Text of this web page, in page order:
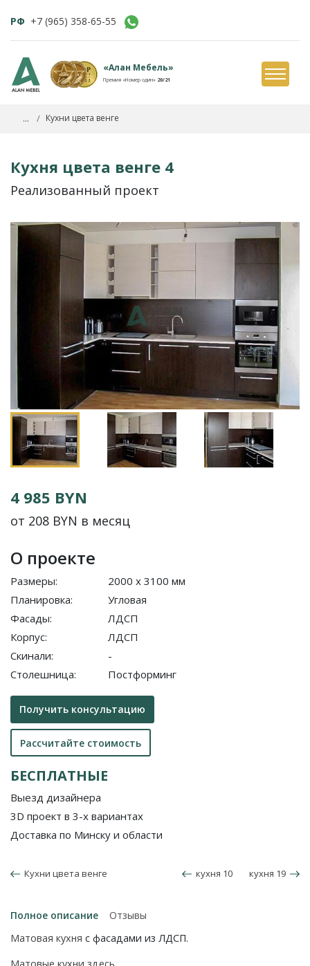
РФ +7 (965) 358-65-55
«Алан Мебель»
Премия «Номер один» 20/21
... Кухни цвета венге
Кухня цвета венге 4
Реализованный проект
4 985 BYN
от 208 BYN в месяц
О проекте
Размеры:
Планировка:
Фасады:
Корпус:
Скинали:
Столешница:
2000 x 3100 мм
Угловая
ЛДСП
ЛДСП
-
Постформинг
Получить консультацию
Рассчитайте стоимость
БЕСПЛАТНЫЕ
Выезд дизайнера
3D проект в 3-х вариантах
Доставка по Минску и области
Кухни цвета венге кухня 10 кухня 19
Полное описание
Отзывы
Матовая кухня с фасадами из ЛДСП.